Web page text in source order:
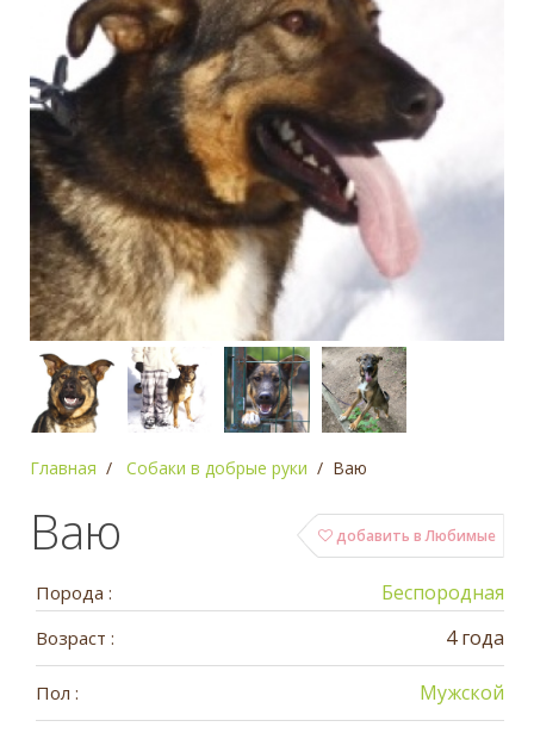
Главная Собаки в добрые руки Ваю
добавить в Любимые
Ваю
Порода : Беспородная
Возраст : 4 года
Пол : Мужской